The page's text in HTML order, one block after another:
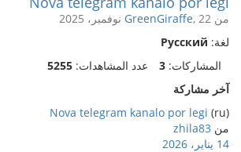
من GreenGiraffe, 22 نوفمبر، 2025
لغة: Русский
المشاركات: 3 عدد المشاهدات: 5255
آخر مشاركة
(ru)
Nova telegram kanalo por legi
من zhila83
14 يناير، 2026